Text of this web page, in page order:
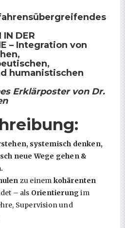
IN DER
– Integration von
,
,
humanistischen
Erklärposter von Dr.
systemisch denken,
neue Wege gehen &
zu einem kohärenten
– als Orientierungim
Supervision und